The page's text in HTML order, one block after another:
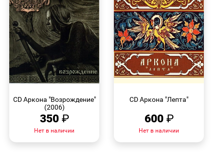
CD Аркона "Возрождение"
(2006)
350 ₽
Нет в наличии
CD Аркона "Лепта"
600 ₽
Нет в наличии